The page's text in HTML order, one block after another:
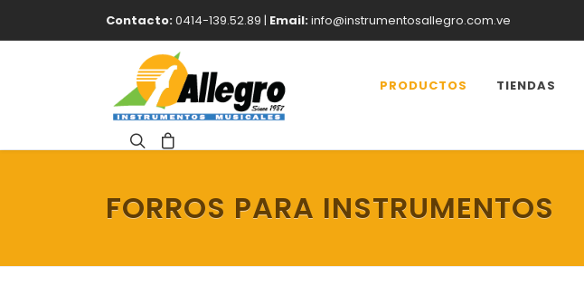
Contacto:0414-139.52.89 | Email:info@instrumentosallegro.com.ve
PRODUCTOS TIENDAS
FORROS PARA INSTRUMENTOS